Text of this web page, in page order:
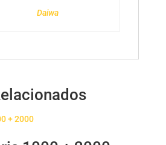
Daiwa